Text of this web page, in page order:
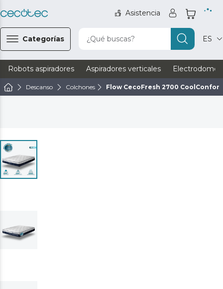
Asistencia
Categorías ¿Qué buscas? ES
Robots aspiradores Aspiradores verticales
Descanso Colchones Flow CecoFresh 2700 CoolConfort